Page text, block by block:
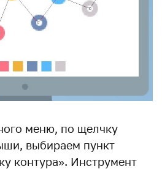
меню, по щелчку
выбираем пункт
контура». Инструмент